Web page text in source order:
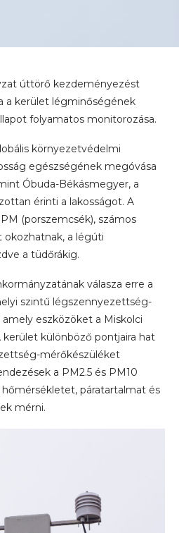
úttörő kezdeményezést
a kerület légminőségének
folyamatos monitorozása.
környezetvédelmi
egészségének megóvása
Óbuda-Békásmegyer, a
érinti a lakosságot. A
(porszemcsék), számos
a légúti
a tüdőrákig.
válasza erre a
szintű légszennyezettség-
eszközöket a Miskolci
különböző pontjaira hat
mérőkészüléket
a PM2.5 és PM10
páratartalmat és
mérni.